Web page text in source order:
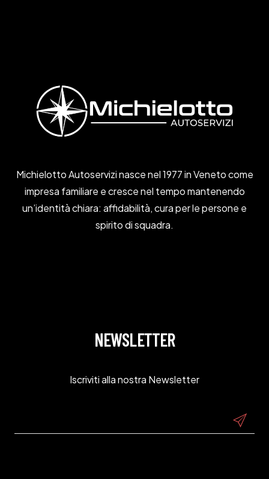
Michielotto Autoservizi nasce nel 1977 in Veneto come
impresa familiare e cresce nel tempo mantenendo
un’identità chiara: affidabilità, cura per le persone e
spirito di squadra.
NEWSLETTER
Iscriviti alla nostra Newsletter